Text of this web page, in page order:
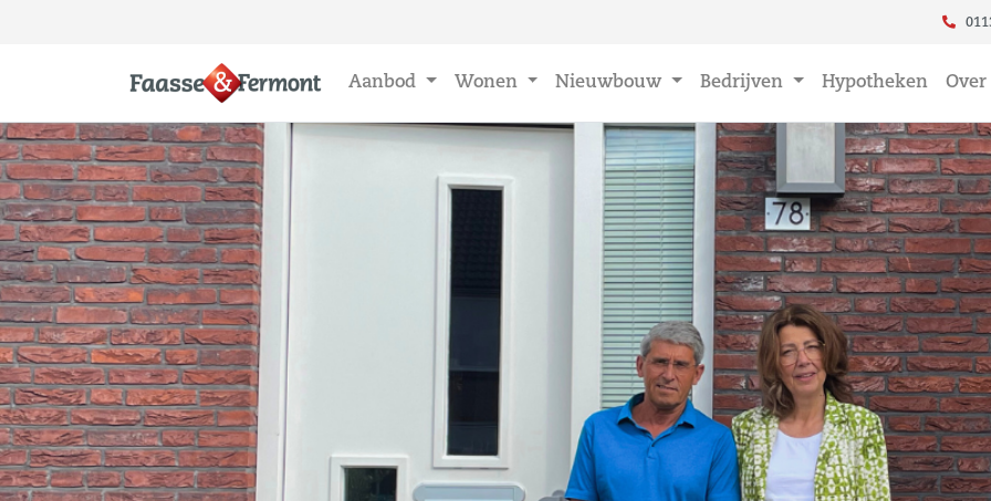
Aanbod Wonen Nieuwbouw Bedrijven Hypotheken Over